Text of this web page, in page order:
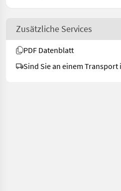
Zusätzliche Services
PDF Datenblatt
Sind Sie an einem Transport